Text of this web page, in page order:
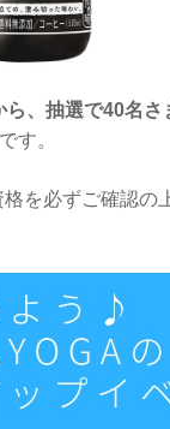
、抽選で40名さ
す。
を必ずご確認の